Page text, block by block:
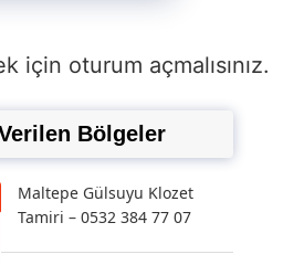
için oturum açmalısınız.
Bölgeler
Maltepe Gülsuyu Klozet
Tamiri – 0532 384 77 07